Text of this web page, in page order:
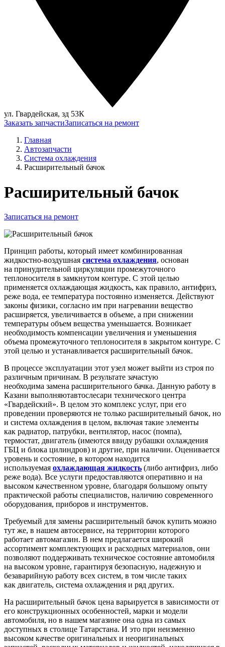
ул. Гвардейская, зд 53К
Заказать запчастиЗаписаться на ремонт
Главная
Автозапчасти
Система охлаждения
Расширительный бачок
Расширительный бачок
Записаться на ремонт
Принцип работы, который имеет комбинированная
жидкостно-воздушная система охлаждения, основан
на принудительной циркуляции промежуточного
теплоносителя в замкнутом контуре. С этой целью
применяется охлаждающая жидкость, как правило, антифриз,
реже вода, ее температура постоянно изменяется. Действуют
законы физики, согласно им при нагревании вещество
расширяется, увеличивается в объеме, а при снижении
температуры объем вещества уменьшается. Возникает
необходимость компенсации увеличения и уменьшения
объема промежуточного теплоносителя в закрытом контуре. С
этой целью и устанавливается расширительный бачок.
В процессе эксплуатации этот узел может выйти из строя по
различным причинам. В результате зачастую
необходима замена расширительного бачка. Данную работу в
Казани выполняютавтослесари технического центра
«Гвардейский». В целом это комплекс услуг, при его
проведении проверяются не только расширительный бачок, но
и система охлаждения в целом, включая такие элементы
как радиатор, патрубки, вентилятор, насос (помпа),
термостат, двигатель (имеются ввиду рубашки охлаждения
ГБЦ и блока цилиндров) и другие, при наличии. Оценивается
уровень и состояние, в котором находится
используемая охлаждающая жидкость (либо антифриз, либо
реже вода). Все услуги предоставляются оперативно и на
высоком качественном уровне, благодаря большому опыту
практической работы специалистов, наличию современного
оборудования, приборов и инструментов.
Требуемый для замены расширительный бачок купить можно
тут же, в нашем автосервисе, на территории которого
работает автомагазин. В нем предлагается широкий
ассортимент комплектующих и расходных материалов, они
позволяют поддерживать техническое состояние автомобиля
на высоком уровне, гарантируя безопасную, надежную и
безаварийную работу всех систем, в том числе таких
как двигатель, система охлаждения и ряд других.
На расширительный бачок цена варьируется в зависимости от
его конструкционных особенностей, марки и модели
автомобиля, но в нашем магазине она одна из самых
доступных в столице Татарстана. И это при неизменно
высоком качестве оригинальных и неоригинальных